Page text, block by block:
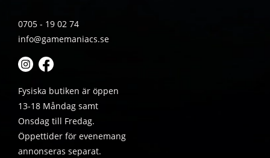
0705 - 19 02 74
info@gamemaniacs.se
Fysiska butiken är öppen
13-18 Måndag samt
Onsdag till Fredag.
Öppettider för evenemang
annonseras separat.